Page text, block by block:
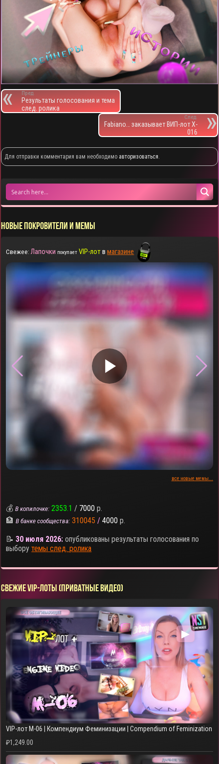
Пред.
Результаты голосования и тема
след. ролика
След.
Fabiano… заказывает ВИП-лот X-
016
Для отправки комментария вам необходимо авторизоваться
НОВЫЕ ПОКРОВИТЕЛИ И МЕМЫ
Свежее: Лапочки покупает VIP-лотвмагазине
▶
все новые мемы...
💰В копилочке: 2353.1 / 7000 р.
🏦В банке сообщества: 310045 / 4000 р.
📝30 июля 2026: опубликованы результаты голосования по
выборутемы след. ролика
СВЕЖИЕ VIP-ЛОТЫ (ПРИВАТНЫЕ ВИДЕО)
▶
VIP-лот M-06 | Компендиум Феминизации | Compendium of Feminization
₽1,249.00